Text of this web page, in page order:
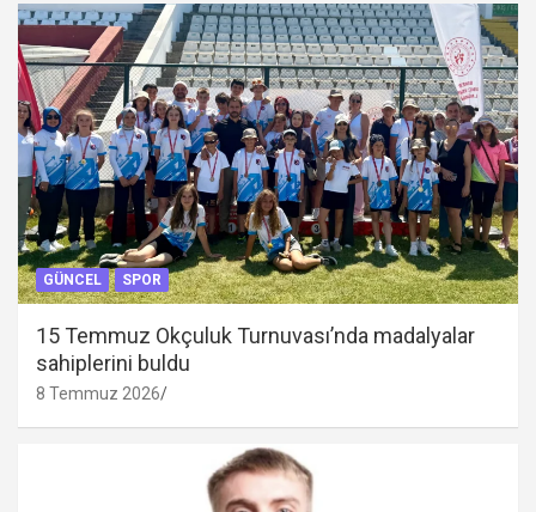
GÜNCEL SPOR
15 Temmuz Okçuluk Turnuvası’nda madalyalar
sahiplerini buldu
8 Temmuz 2026